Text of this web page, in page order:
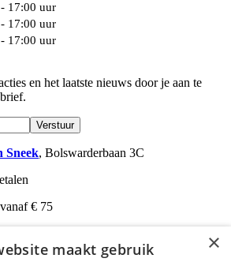
17:00 uur
17:00 uur
17:00 uur
en het laatste nieuws door je aan te
Verstuur
Sneek, Bolswarderbaan 3C
vanaf € 75
×
maakt gebruik